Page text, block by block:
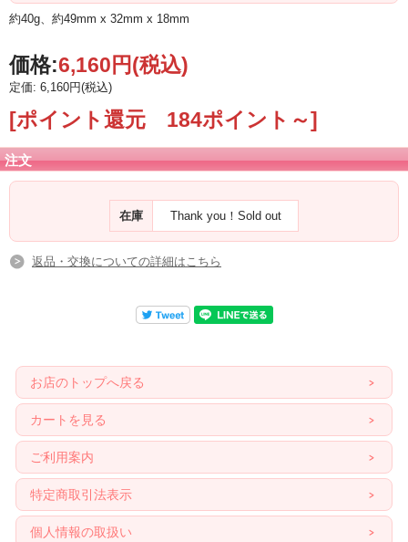
クォーツの地層とジャスパーの地層とが混ざり合ったことで特殊な複合石として
中には母岩にクォーツのその六角形の外形を形を残したままジャスパーにとり込
まれているものも見られます。
ブッケンハウトジャスパーはアストラルトラベルやエーテルトラベルを促した
り、アカシックレコードへアクセスするアシストをしてくれます。
ンハウトジャスパーは、
レムリアンヒーリングセレモニーに使用されるなど、ヒーリングにおいて素晴ら
しいちからを持つ石です。
『希望の兆しの石』であり、それにより持つ者がその状況に関係なく石に対して
旅行や外出時に持つのも良いでしょう。
約40g、約49mm x 32mm x 18mm
価格:6,160円(税込)
定価: 6,160円(税込)
[ポイント還元 184ポイント～]
注文
在庫 Thank you！Sold out
返品・交換についての詳細はこちら
お店のトップへ戻る
カートを見る
ご利用案内
特定商取引法表示
個人情報の取扱い